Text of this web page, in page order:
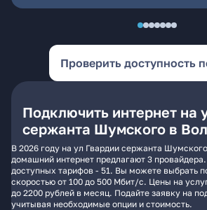
Проверить доступность
Подключить интернет на
сержанта Шумского в
В 2026 году на ул Гвардии сержанта
домашний интернет предлагают 3
доступных тарифов - 51. Вы можете выбрать
скоростью от 100 до 500 Мбит/с. Цены на
до 2200 рублей в месяц. Подайте заявку на
учитывая необходимые опции и стоимость.